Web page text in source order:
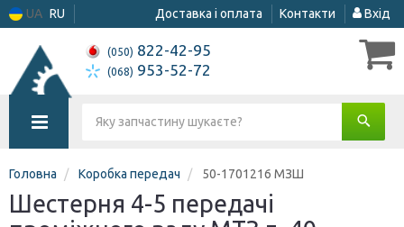
UA RU Доставка і оплата Контакти Вхід
(050) 822-42-95
(068) 953-52-72
Головна Коробка передач 50-1701216 МЗШ
Шестерня 4-5 передачі